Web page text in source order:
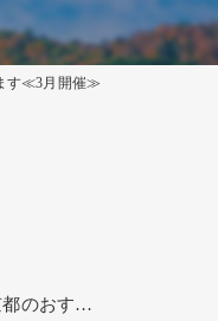
す≪3月開催≫
番外編㉕｜京都のおすすめイベントをご紹介いたします≪7月≫